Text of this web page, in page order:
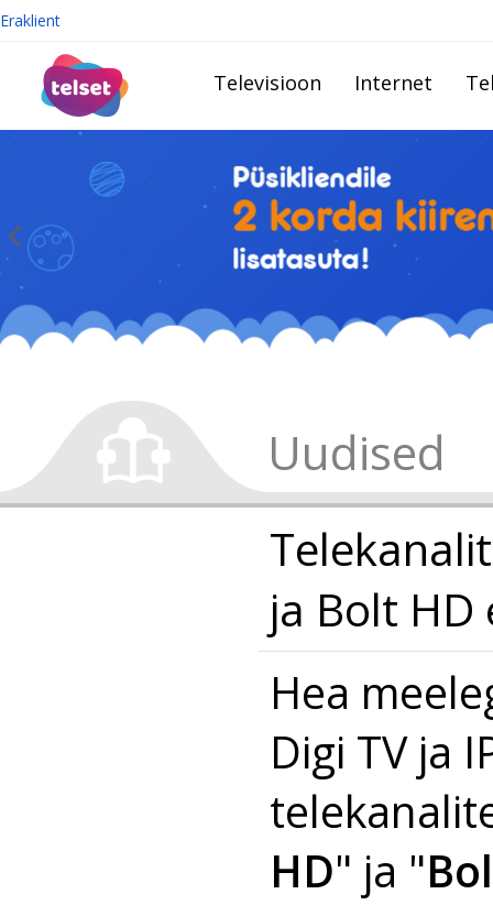
Eraklient
Televisioon Internet
Uudised
ja Bolt
Hea
Digi TV ja
HD" ja "